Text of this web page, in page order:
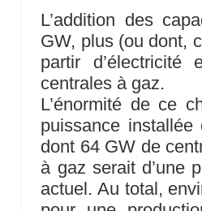
L’addition des
GW, plus (ou dont,
partir
centrales à gaz.
L’énormité de ce
puissance
dont 64 GW de
à gaz serait d’une
actuel. Au total,